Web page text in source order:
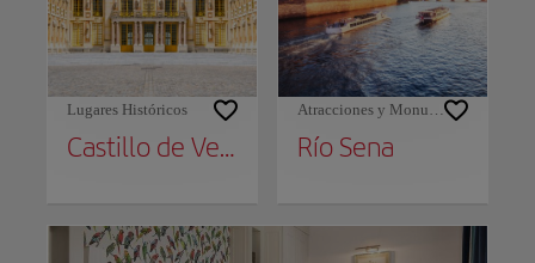
Lugares Históricos
Castillo de Versalles
Atracciones y Monumentos
Río Sena